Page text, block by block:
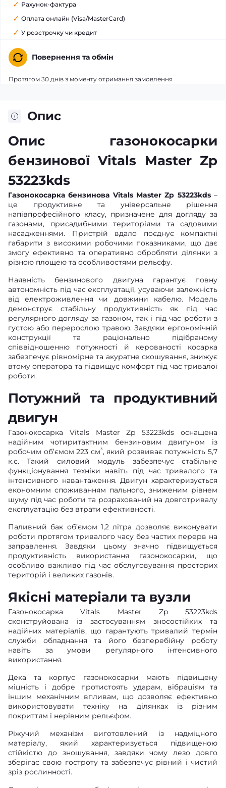
Рахунок-фактура
Оплата онлайн (Visa/MasterCard)
У розстрочку чи кредит
Повернення та обмін
Протягом 30 днів з моменту отримання замовлення
Опис
Опис газонокосарки
бензинової Vitals Master Zp
53223kds
Газонокосарка бензинова Vitals Master Zp 53223kds–
це продуктивне та універсальне рішення
напівпрофесійного класу, призначене для догляду за
газонами, присадибними територіями та садовими
насадженнями. Пристрій вдало поєднує компактні
габарити з високими робочими показниками, що дає
змогу ефективно та оперативно обробляти ділянки з
різною площею та особливостями рельєфу.
Наявність бензинового двигуна гарантує повну
автономність під час експлуатації, усуваючи залежність
від електроживлення чи довжини кабелю. Модель
демонструє стабільну продуктивність як під час
регулярного догляду за газоном, так і під час роботи з
густою або перерослою травою. Завдяки ергономічній
конструкції та раціонально підібраному
співвідношенню потужності й керованості косарка
забезпечує рівномірне та акуратне скошування, знижує
втому оператора та підвищує комфорт під час тривалої
роботи.
Потужний та продуктивний
двигун
Газонокосарка Vitals Master Zp 53223kds оснащена
надійним чотиритактним бензиновим двигуном із
робочим об’ємом 223 см³, який розвиває потужність 5,7
к.с. Такий силовий модуль забезпечує стабільне
функціонування техніки навіть під час тривалого та
інтенсивного навантаження. Двигун характеризується
економним споживанням пального, зниженим рівнем
шуму під час роботи та розрахований на довготривалу
експлуатацію без втрати ефективності.
Паливний бак об’ємом 1,2 літра дозволяє виконувати
роботи протягом тривалого часу без частих перерв на
заправлення. Завдяки цьому значно підвищується
продуктивність використання газонокосарки, що
особливо важливо під час обслуговування просторих
територій і великих газонів.
Якісні матеріали та вузли
Газонокосарка Vitals Master Zp 53223kds
сконструйована із застосуванням зносостійких та
надійних матеріалів, що гарантують тривалий термін
служби обладнання та його безперебійну роботу
навіть за умови регулярного інтенсивного
використання.
Дека та корпус газонокосарки мають підвищену
міцність і добре протистоять ударам, вібраціям та
іншим механічним впливам, що дозволяє ефективно
використовувати техніку на ділянках із різним
покриттям і нерівним рельєфом.
Ріжучий механізм виготовлений із надміцного
матеріалу, який характеризується підвищеною
стійкістю до зношування, завдяки чому лезо довго
зберігає свою гостроту та забезпечує рівний і чистий
зріз рослинності.